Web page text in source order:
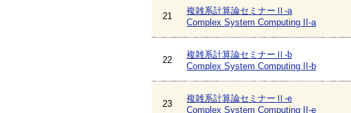
21
複雑系計算論セミナーⅡ-a
Complex System Computing II-a
22
複雑系計算論セミナーⅡ-b
Complex System Computing II-b
23
複雑系計算論セミナーⅡ-e
Complex System Computing II-e